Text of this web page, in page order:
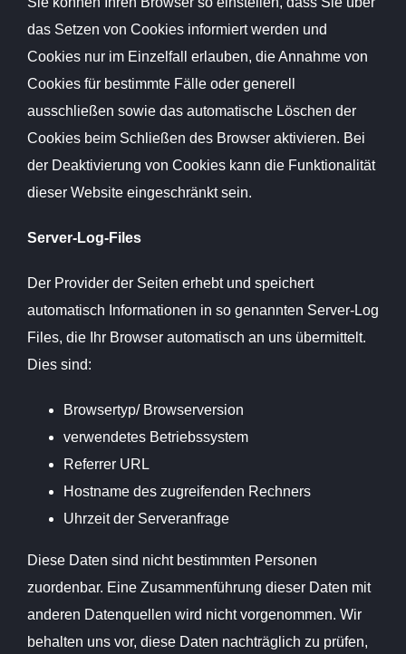
das Setzen von Cookies informiert werden und
Cookies nur im Einzelfall erlauben, die Annahme von
Cookies für bestimmte Fälle oder generell
ausschließen sowie das automatische Löschen der
Cookies beim Schließen des Browser aktivieren. Bei
der Deaktivierung von Cookies kann die Funktionalität
dieser Website eingeschränkt sein.
Server-Log-Files
Der Provider der Seiten erhebt und speichert
automatisch Informationen in so genannten Server-Log
Files, die Ihr Browser automatisch an uns übermittelt.
Dies sind:
Browsertyp/ Browserversion
verwendetes Betriebssystem
Referrer URL
Hostname des zugreifenden Rechners
Uhrzeit der Serveranfrage
Diese Daten sind nicht bestimmten Personen
zuordenbar. Eine Zusammenführung dieser Daten mit
anderen Datenquellen wird nicht vorgenommen. Wir
behalten uns vor, diese Daten nachträglich zu prüfen,